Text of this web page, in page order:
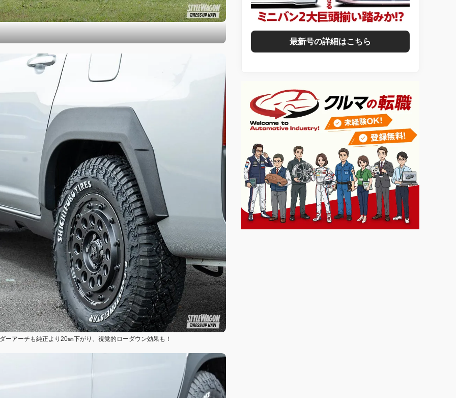
アーチも純正より20㎜下がり、視覚的ローダウン効果も！
最新号の詳細はこちら